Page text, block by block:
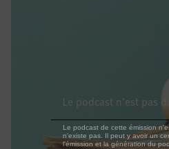
Le podcast n'est pas
Le podcast de cette émission
n'existe pas. Il peut y avoir un
l'émission et la génération du